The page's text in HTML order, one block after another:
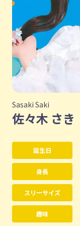
Sasaki Saki
佐々木 さき
誕生日
身長
スリーサイズ
趣味